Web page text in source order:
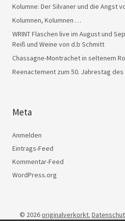
Kolumne: Der Silvaner und die Angst
Kolumnen, Kolumnen …
WRINT Flaschen live im August und
Reiß und Weine von d.b Schmitt
Chassagne-Montrachet in seltenem
Reenactement zum 50. Jahrestag
Meta
Anmelden
Eintrags-Feed
Kommentar-Feed
WordPress.org
© 2026originalverkorkt.